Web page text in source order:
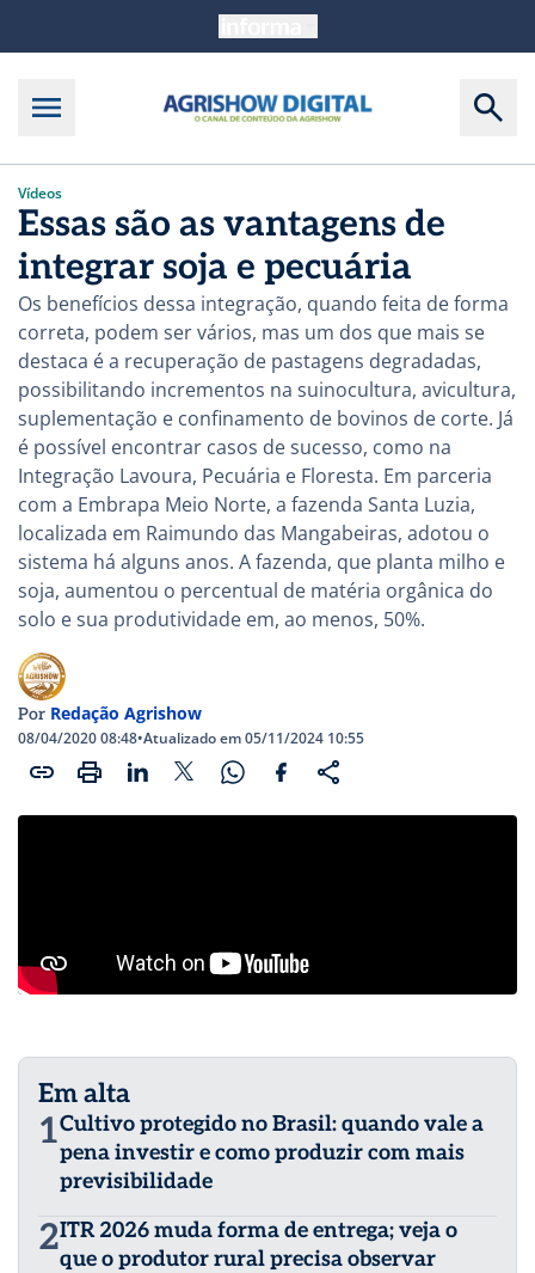
Vídeos
Essas são as vantagens de
integrar soja e pecuária
Os benefícios dessa integração, quando feita de forma
correta, podem ser vários, mas um dos que mais se
destaca é a recuperação de pastagens degradadas,
possibilitando incrementos na suinocultura, avicultura,
suplementação e confinamento de bovinos de corte. Já
é possível encontrar casos de sucesso, como na
Integração Lavoura, Pecuária e Floresta. Em parceria
com a Embrapa Meio Norte, a fazenda Santa Luzia,
localizada em Raimundo das Mangabeiras, adotou o
sistema há alguns anos. A fazenda, que planta milho e
soja, aumentou o percentual de matéria orgânica do
solo e sua produtividade em, ao menos, 50%.
Por Redação Agrishow
08/04/2020 08:48•Atualizado em 05/11/2024 10:55
Em alta
1Cultivo protegido no Brasil: quando vale a
pena investir e como produzir com mais
previsibilidade
2ITR 2026 muda forma de entrega; veja o
que o produtor rural precisa observar